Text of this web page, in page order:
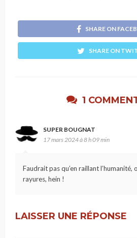
SHARE ON
SHARE ON
1
SUPER BOUGNAT
17 mars 2024 à 8 h 09 min
Faudrait pas qu’en raillant l’humanité,
rayures, hein !
LAISSER UNE RÉPONSE